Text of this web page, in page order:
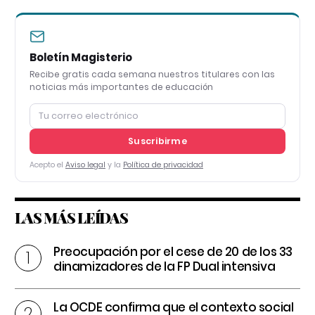
Boletín Magisterio
Recibe gratis cada semana nuestros titulares con las
noticias más importantes de educación
Suscribirme
Acepto el Aviso legal y la Política de privacidad
LAS MÁS LEÍDAS
Preocupación por el cese de 20 de los 33
dinamizadores de la FP Dual intensiva
La OCDE confirma que el contexto social